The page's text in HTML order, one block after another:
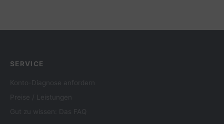
SERVICE
Konto-Diagnose anfordern
Preise / Leistungen
Gut zu wissen: Das FAQ